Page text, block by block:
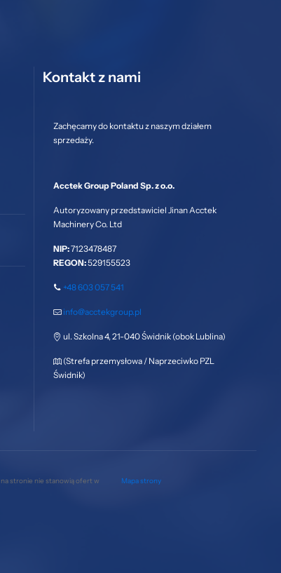
Kontakt z nami
Zachęcamy do kontaktu z naszym działem
sprzedaży.
Acctek Group Poland Sp. z o.o.
Autoryzowany przedstawiciel Jinan Acctek
Machinery Co. Ltd
NIP:7123478487
REGON:529155523
+48 603 057 541
info@acctekgroup.pl
ul. Szkolna 4, 21-040 Świdnik (obok Lublina)
(Strefa przemysłowa / Naprzeciwko PZL
Świdnik)
stronie nie stanowią ofert w
Mapa strony